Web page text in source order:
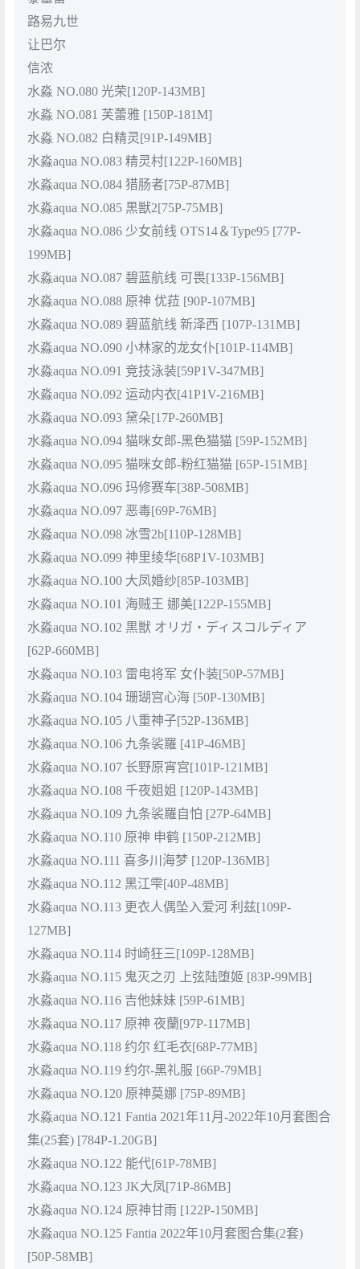
路易九世
让巴尔
信浓
水淼 NO.080 光荣[120P-143MB]
水淼 NO.081 芙蕾雅 [150P-181M]
水淼 NO.082 白精灵[91P-149MB]
水淼aqua NO.083 精灵村[122P-160MB]
水淼aqua NO.084 猎肠者[75P-87MB]
水淼aqua NO.085 黒獣2[75P-75MB]
水淼aqua NO.086 少女前线 OTS14＆Type95 [77P-
199MB]
水淼aqua NO.087 碧蓝航线 可畏[133P-156MB]
水淼aqua NO.088 原神 优菈 [90P-107MB]
水淼aqua NO.089 碧蓝航线 新泽西 [107P-131MB]
水淼aqua NO.090 小林家的龙女仆[101P-114MB]
水淼aqua NO.091 竞技泳装[59P1V-347MB]
水淼aqua NO.092 运动内衣[41P1V-216MB]
水淼aqua NO.093 黛朵[17P-260MB]
水淼aqua NO.094 猫咪女郎-黑色猫猫 [59P-152MB]
水淼aqua NO.095 猫咪女郎-粉红猫猫 [65P-151MB]
水淼aqua NO.096 玛修赛车[38P-508MB]
水淼aqua NO.097 恶毒[69P-76MB]
水淼aqua NO.098 冰雪2b[110P-128MB]
水淼aqua NO.099 神里绫华[68P1V-103MB]
水淼aqua NO.100 大凤婚纱[85P-103MB]
水淼aqua NO.101 海贼王 娜美[122P-155MB]
水淼aqua NO.102 黒獣 オリガ・ディスコルディア
[62P-660MB]
水淼aqua NO.103 雷电将军 女仆装[50P-57MB]
水淼aqua NO.104 珊瑚宫心海 [50P-130MB]
水淼aqua NO.105 八重神子[52P-136MB]
水淼aqua NO.106 九条裟羅 [41P-46MB]
水淼aqua NO.107 长野原宵宫[101P-121MB]
水淼aqua NO.108 千夜姐姐 [120P-143MB]
水淼aqua NO.109 九条裟羅自怕 [27P-64MB]
水淼aqua NO.110 原神 申鹤 [150P-212MB]
水淼aqua NO.111 喜多川海梦 [120P-136MB]
水淼aqua NO.112 黑江雫[40P-48MB]
水淼aqua NO.113 更衣人偶坠入爱河 利兹[109P-
127MB]
水淼aqua NO.114 时崎狂三[109P-128MB]
水淼aqua NO.115 鬼灭之刃 上弦陆堕姬 [83P-99MB]
水淼aqua NO.116 吉他妹妹 [59P-61MB]
水淼aqua NO.117 原神 夜蘭[97P-117MB]
水淼aqua NO.118 约尔 红毛衣[68P-77MB]
水淼aqua NO.119 约尔-黑礼服 [66P-79MB]
水淼aqua NO.120 原神莫娜 [75P-89MB]
水淼aqua NO.121 Fantia 2021年11月-2022年10月套图合
集(25套) [784P-1.20GB]
水淼aqua NO.122 能代[61P-78MB]
水淼aqua NO.123 JK大凤[71P-86MB]
水淼aqua NO.124 原神甘雨 [122P-150MB]
水淼aqua NO.125 Fantia 2022年10月套图合集(2套)
[50P-58MB]